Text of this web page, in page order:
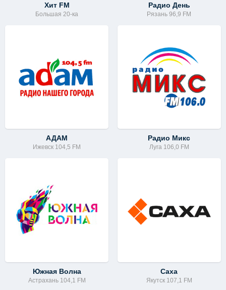
Хит FM
Большая 20-ка
Радио День
Рязань 96,9 FM
АДАМ
Ижевск 104,5 FM
Радио Микс
Луга 106,0 FM
Южная Волна
Астрахань 104,1 FM
Саха
Якутск 107,1 FM